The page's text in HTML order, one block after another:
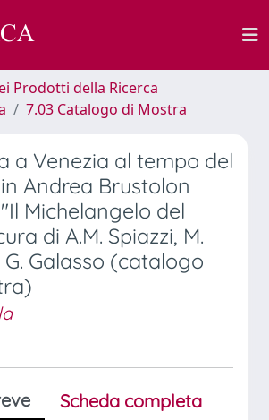
Prodotti della Ricerca
7.03 Catalogo di Mostra
a Venezia al tempo del
Andrea Brustolon
"Il Michelangelo del
di A.M. Spiazzi, M.
G. Galasso (catalogo
Scheda completa